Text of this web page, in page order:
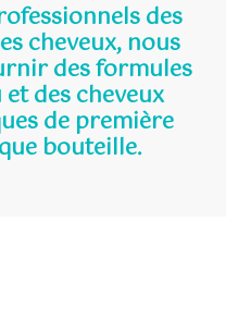
des
cheveux, nous
des formules
des cheveux
de première
bouteille.